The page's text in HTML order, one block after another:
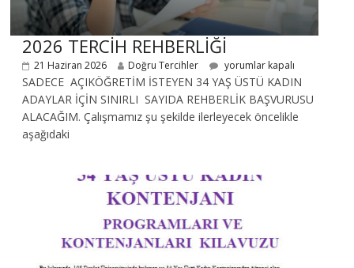
2026 TERCİH REHBERLİĞİ
21 Haziran 2026 Doğru Tercihler yorumlar kapalı
SADECE AÇIKÖĞRETİM İSTEYEN 34 YAŞ ÜSTÜ KADIN
ADAYLAR İÇİN SINIRLI SAYIDA REHBERLİK BAŞVURUSU
ALACAĞIM. Çalışmamız şu şekilde ilerleyecek öncelikle
aşağıdaki